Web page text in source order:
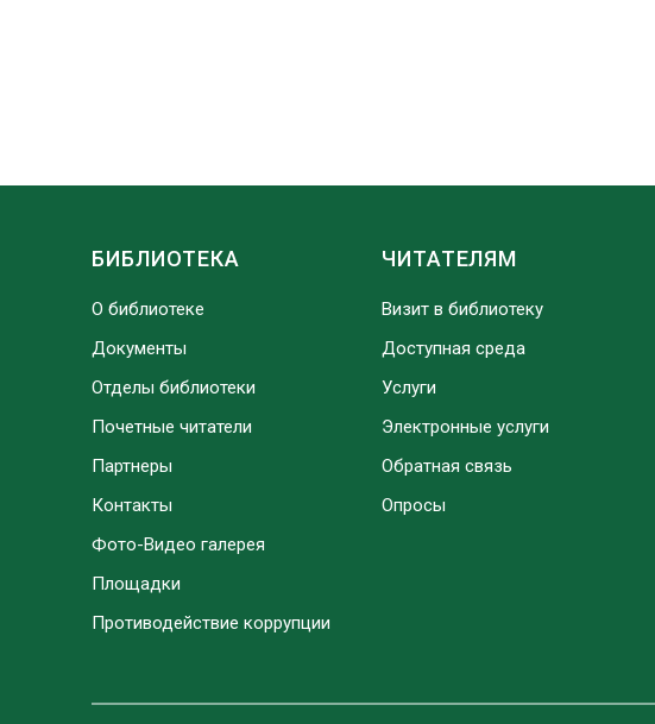
БИБЛИОТЕКА
О библиотеке
Документы
Отделы библиотеки
Почетные читатели
Партнеры
Контакты
Фото-Видео галерея
Площадки
Противодействие коррупции
ЧИТАТЕЛЯМ
Визит в библиотеку
Доступная среда
Услуги
Электронные услуги
Обратная связь
Опросы